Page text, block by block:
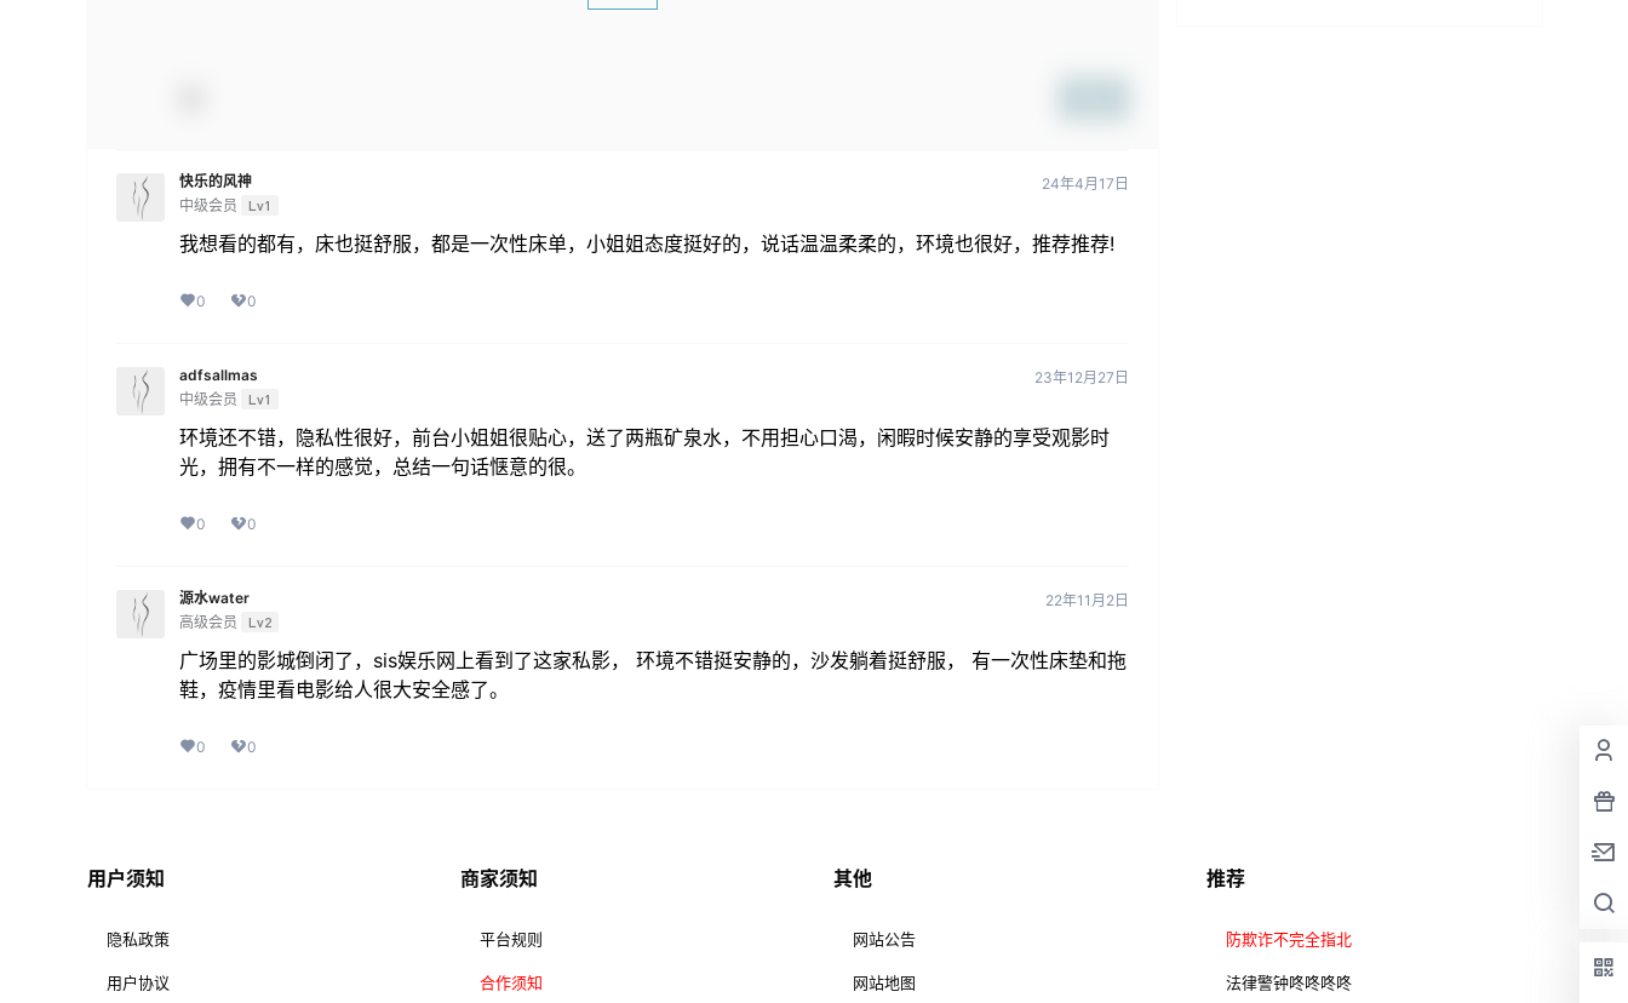
快乐的风神
中级会员
Lv1
24年4月17日
我想看的都有，床也挺舒服，都是一次性床单，小姐姐态度挺好的，说话温温柔柔的，环境也很好，推荐推荐!
0 0
adfsallmas
中级会员
Lv1
23年12月27日
环境还不错，隐私性很好，前台小姐姐很贴心，送了两瓶矿泉水，不用担心口渴，闲暇时候安静的享受观影时
光，拥有不一样的感觉，总结一句话惬意的很。
0 0
源水water
高级会员
Lv2
22年11月2日
广场里的影城倒闭了，sis娱乐网上看到了这家私影， 环境不错挺安静的，沙发躺着挺舒服， 有一次性床垫和拖
鞋，疫情里看电影给人很大安全感了。
0 0
用户须知
隐私政策
用户协议
商家须知
平台规则
合作须知
其他
网站公告
网站地图
推荐
防欺诈不完全指北
法律警钟咚咚咚咚